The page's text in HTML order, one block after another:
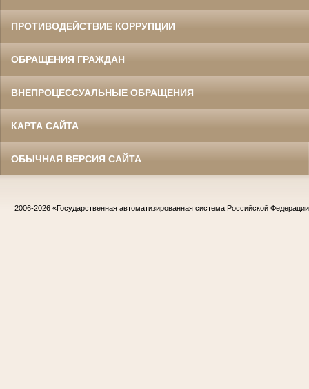
ПРОТИВОДЕЙСТВИЕ КОРРУПЦИИ
ОБРАЩЕНИЯ ГРАЖДАН
ВНЕПРОЦЕССУАЛЬНЫЕ ОБРАЩЕНИЯ
КАРТА САЙТА
ОБЫЧНАЯ ВЕРСИЯ САЙТА
2006-2026 «Государственная автоматизированная система Российской